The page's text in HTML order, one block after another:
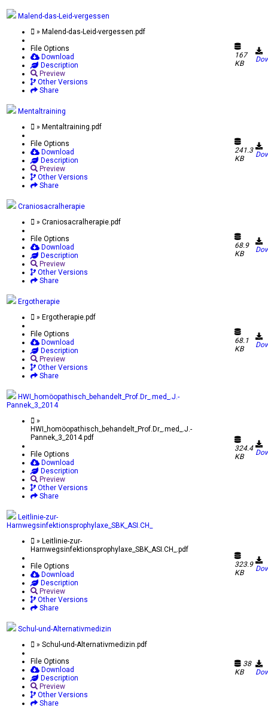
Malend-das-Leid-vergessen
» Malend-das-Leid-vergessen.pdf
File Options
Download
Description
Preview
Other Versions
Share
167
KB
Mentaltraining
» Mentaltraining.pdf
File Options
Download
Description
Preview
Other Versions
Share
241.3
KB
Craniosacralherapie
» Craniosacralherapie.pdf
File Options
Download
Description
Preview
Other Versions
Share
68.9
KB
Ergotherapie
» Ergotherapie.pdf
File Options
Download
Description
Preview
Other Versions
Share
68.1
KB
HWI_homöopathisch_behandelt_Prof.Dr_.med_.J.-
Pannek_3_2014
»
HWI_homöopathisch_behandelt_Prof.Dr_.med_.J.-
Pannek_3_2014.pdf
File Options
Download
Description
Preview
Other Versions
Share
324.4
KB
Leitlinie-zur-
Harnwegsinfektionsprophylaxe_SBK_ASI.CH_
» Leitlinie-zur-
Harnwegsinfektionsprophylaxe_SBK_ASI.CH_.pdf
File Options
Download
Description
Preview
Other Versions
Share
323.9
KB
Schul-und-Alternativmedizin
» Schul-und-Alternativmedizin.pdf
File Options
Download
Description
Preview
Other Versions
Share
38
KB